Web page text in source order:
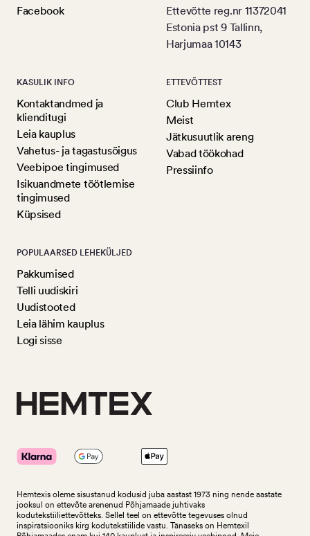
Facebook
Ettevõtte reg.nr 11372041
Estonia pst 9 Tallinn,
Harjumaa 10143
KASULIK INFO
Kontaktandmed ja
klienditugi
Leia kauplus
Vahetus- ja tagastusõigus
Veebipoe tingimused
Isikuandmete töötlemise
tingimused
Küpsised
ETTEVÕTTEST
Club Hemtex
Meist
Jätkusuutlik areng
Vabad töökohad
Pressiinfo
POPULAARSED LEHEKÜLJED
Pakkumised
Telli uudiskiri
Uudistooted
Leia lähim kauplus
Logi sisse
Hemtexis oleme sisustanud kodusid juba aastast 1973 ning nende aastate
jooksul on ettevõte arenenud Põhjamaade juhtivaks
kodutekstiiliettevõtteks. Sellel teel on ettevõtte tegevuses olnud
inspiratsiooniks kirg kodutekstiilide vastu. Tänaseks on Hemtexil